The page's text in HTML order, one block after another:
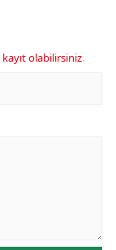
kayıt olabilirsiniz.